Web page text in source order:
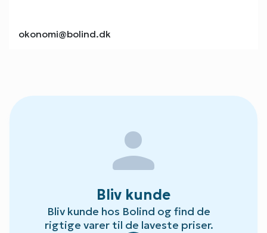
okonomi@bolind.dk
person
Bliv kunde
Bliv kunde hos Bolind og find de
rigtige varer til de laveste priser.